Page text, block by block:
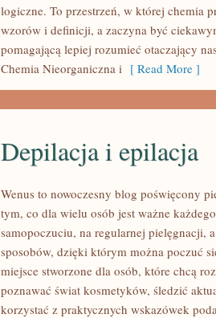
logiczne. To przestrzeń, w której chemia
wzorów i definicji, a zaczyna być
pomagającą lepiej rozumieć otaczający
Chemia Nieorganiczna i [ Read More ]
Depilacja i epilacja
Wenus to nowoczesny blog poświęcony
tym, co dla wielu osób jest ważne
samopoczuciu, na regularnej pielęgnacji,
sposobów, dzięki którym można poczuć
miejsce stworzone dla osób, które chcą
poznawać świat kosmetyków, śledzić
korzystać z praktycznych wskazówek